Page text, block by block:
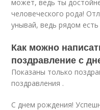
может, ведь ты
человеческого рода!
унывай, ведь рядом
Как можно
поздравление с
Показаны только
поздравления .
С днем рождения!